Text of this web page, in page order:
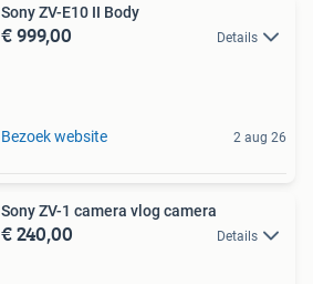
Sony ZV-E10 II Body
€ 999,00 Details
Bezoek website 2 aug 26
Sony ZV-1 camera vlog camera
€ 240,00 Details